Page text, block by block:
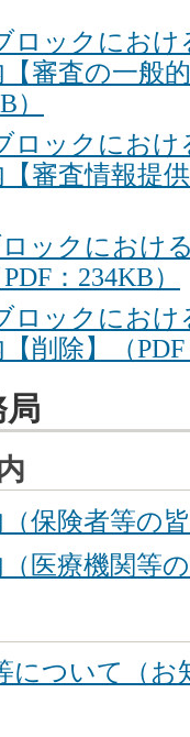
ックにおけ
審査の一般
）
ックにおけ
審査情報提
ックにおけ
：234KB）
ックにおけ
削除】（
保険者等の
医療機関等
について（お